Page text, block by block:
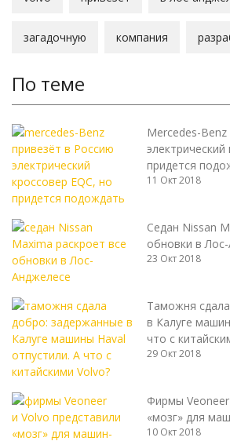
загадочную компания
По теме
Mercedes-
электрический
придется
11 Окт 2018
Седан Nissan
обновки в
23 Окт 2018
Таможня
в Калуге
что с
29 Окт 2018
Фирмы
«мозг» для
10 Окт 2018